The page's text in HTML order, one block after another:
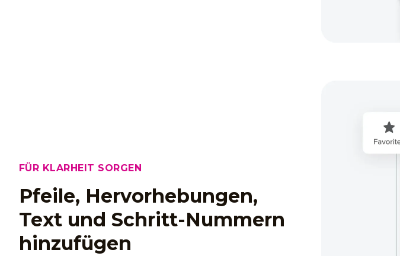
FÜR KLARHEIT SORGEN
Pfeile, Hervorhebungen,
Text und Schritt-Nummern
hinzufügen